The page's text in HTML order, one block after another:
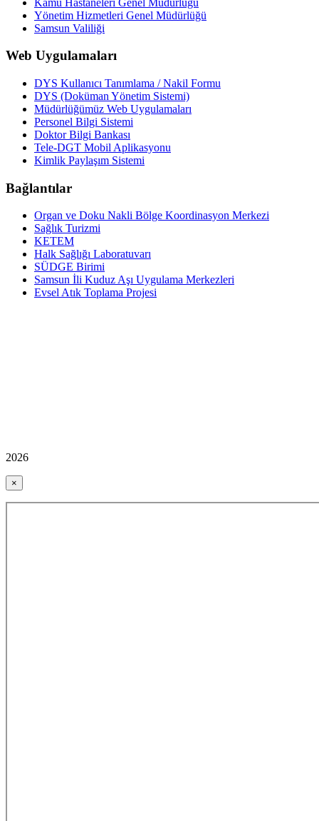
Yönetim Hizmetleri Genel Müdürlüğü
Samsun Valiliği
Web Uygulamaları
DYS Kullanıcı Tanımlama / Nakil Formu
DYS (Doküman Yönetim Sistemi)
Müdürlüğümüz Web Uygulamaları
Personel Bilgi Sistemi
Doktor Bilgi Bankası
Tele-DGT Mobil Aplikasyonu
Kimlik Paylaşım Sistemi
Bağlantılar
Organ ve Doku Nakli Bölge Koordinasyon Merkezi
Sağlık Turizmi
KETEM
Halk Sağlığı Laboratuvarı
SÜDGE Birimi
Samsun İli Kuduz Aşı Uygulama Merkezleri
Evsel Atık Toplama Projesi
2026
×